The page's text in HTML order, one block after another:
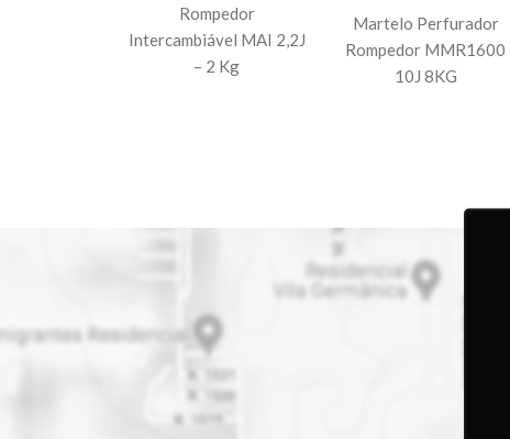
Rompedor
Intercambiável MAI 2,2J
– 2 Kg
Martelo Perfurador
Rompedor MMR1600
10J 8KG